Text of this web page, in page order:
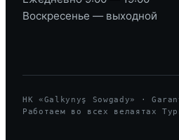
Воскресенье — выходной
HK «Galkynyş Sowgady» ·
Работаем во всех велаятах